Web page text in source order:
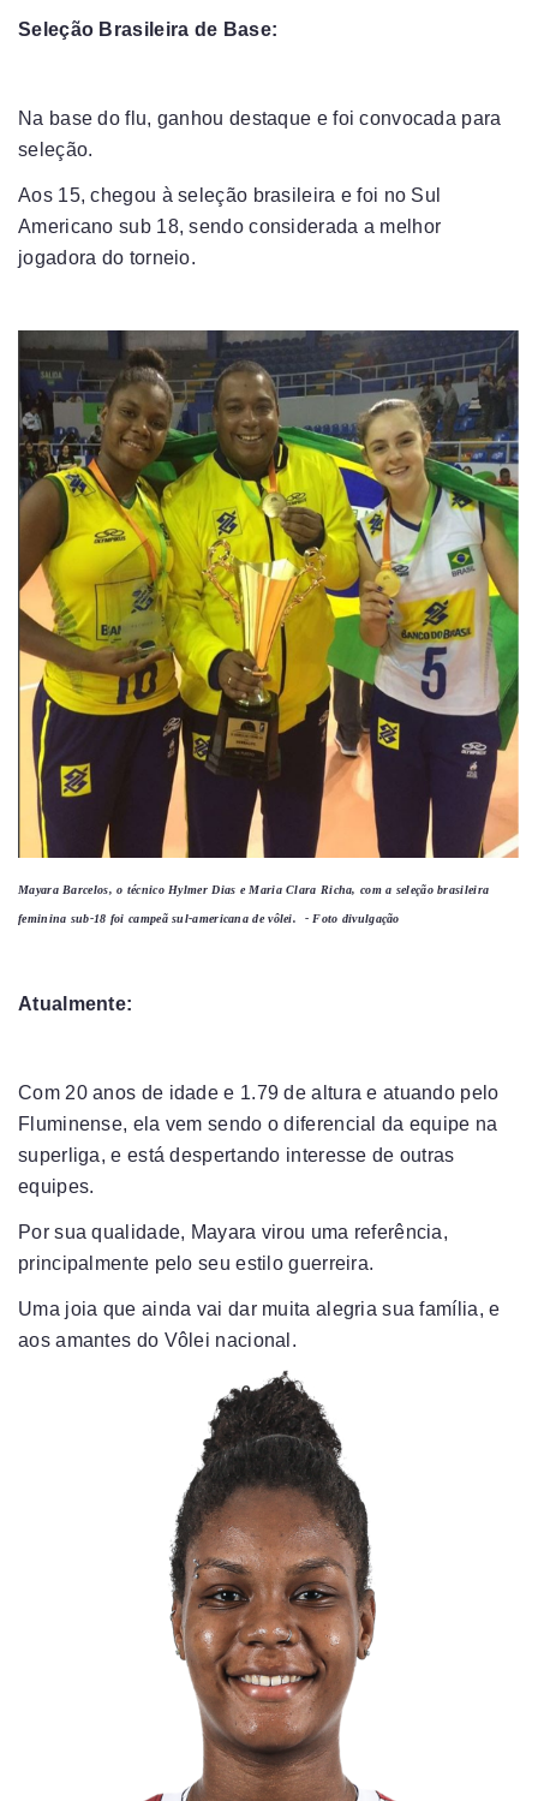
Seleção Brasileira de Base:
Na base do flu, ganhou destaque e foi convocada para
seleção.
Aos 15, chegou à seleção brasileira e foi no Sul
Americano sub 18, sendo considerada a melhor
jogadora do torneio.
Mayara Barcelos, o técnico Hylmer Dias e Maria Clara Richa, com a seleção brasileira
feminina sub-18 foi campeã sul-americana de vôlei. - Foto divulgação
Atualmente:
Com 20 anos de idade e 1.79 de altura e atuando pelo
Fluminense, ela vem sendo o diferencial da equipe na
superliga, e está despertando interesse de outras
equipes.
Por sua qualidade, Mayara virou uma referência,
principalmente pelo seu estilo guerreira.
Uma joia que ainda vai dar muita alegria sua família, e
aos amantes do Vôlei nacional.